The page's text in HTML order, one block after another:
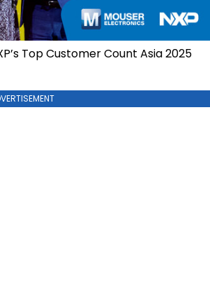
Top Customer Count Asia 2025